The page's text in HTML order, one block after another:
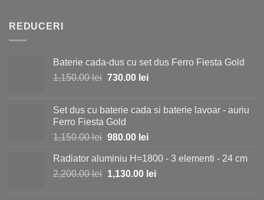
REDUCERI
Baterie cada-dus cu set dus Ferro Fiesta Gold
1,150.00lei Prețul
fost:
1,150.00 lei.
730.00 leiPrețul
730.00 lei.
Set dus cu baterie cada si baterie lavoar - auriu
Ferro Fiesta Gold
1,150.00lei Prețul
a
fost:
980.00 leiPrețul
este:
980.00 lei.
Radiator aluminiu H=1800 - 3 elementi - 24 cm
2,200.00lei Prețul
1,130.00 leiPrețul